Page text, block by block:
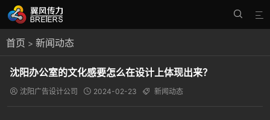


首页 > 新闻动态
沈阳办公室的文化感要怎么在设计上体现出来？
 沈阳广告设计公司  2024-02-23  新闻动态